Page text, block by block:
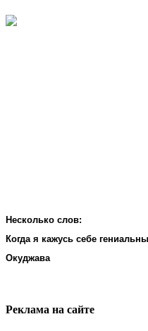
Несколько слов:
Когда я кажусь себе
Окуджава
Реклама на cайте